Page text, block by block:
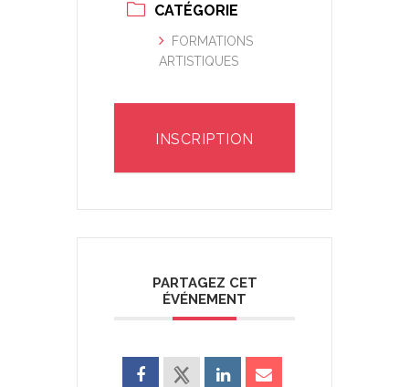
CATÉGORIE
FORMATIONS
ARTISTIQUES
INSCRIPTION
PARTAGEZ CET
ÉVÉNEMENT